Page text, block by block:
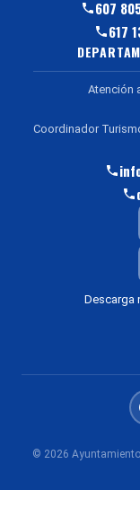
607
617
Atención
Coordinador
Descarga
© 2026